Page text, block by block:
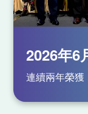
2026年6
連續兩年榮獲